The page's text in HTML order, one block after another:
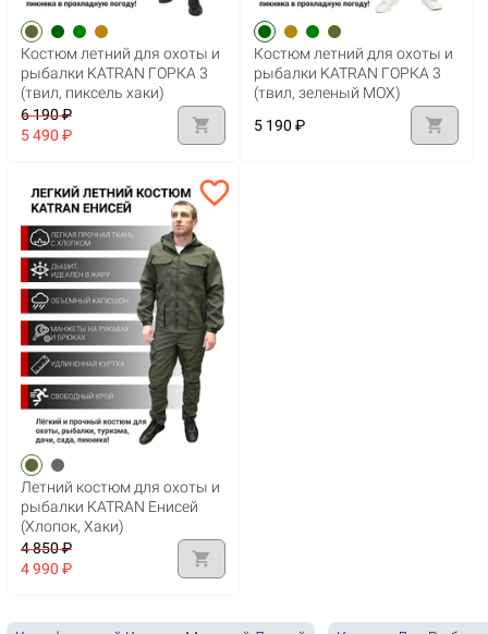
Костюм летний для охоты и
рыбалки KATRAN ГОРКА 3
(твил, пиксель хаки)
6 190 ₽
5 490 ₽
shopping_cart
Костюм летний для охоты и
рыбалки KATRAN ГОРКА 3
(твил, зеленый МОХ)
5 190 ₽
shopping_cart
favorite_border
Летний костюм для охоты и
рыбалки KATRAN Енисей
(Хлопок, Хаки)
4 850 ₽
4 990 ₽
shopping_cart